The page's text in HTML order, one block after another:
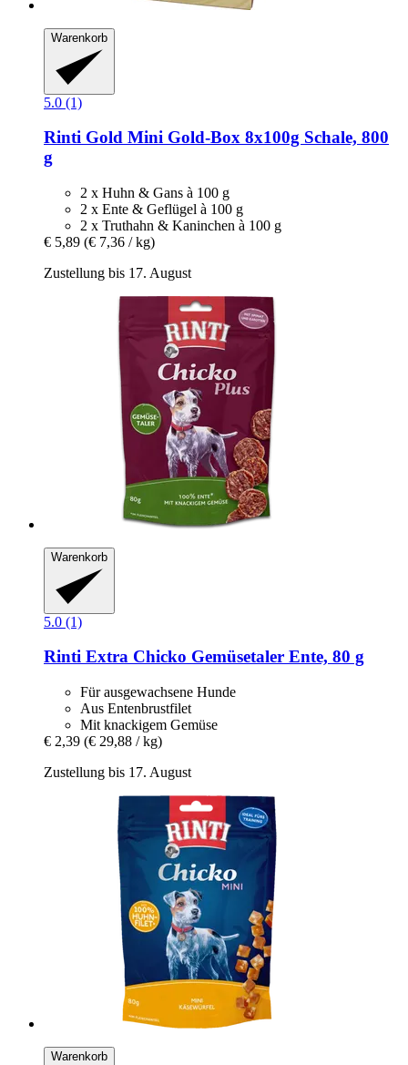
Warenkorb
5.0 (1)
Rinti Gold Mini Gold-​Box 8x100g Schale, 800
g
2 x Huhn & Gans à 100 g
2 x Ente & Geflügel à 100 g
2 x Truthahn & Kaninchen à 100 g
€ 5,89 (€ 7,36 / kg)
Zustellung bis 17. August
Warenkorb
5.0 (1)
Rinti Extra Chicko Gemüsetaler Ente, 80 g
Für ausgewachsene Hunde
Aus Entenbrustfilet
Mit knackigem Gemüse
€ 2,39 (€ 29,88 / kg)
Zustellung bis 17. August
Warenkorb